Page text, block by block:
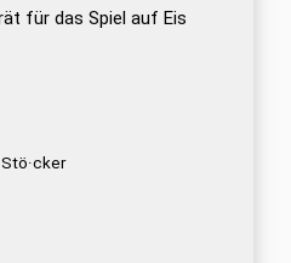
für das Spiel auf Eis